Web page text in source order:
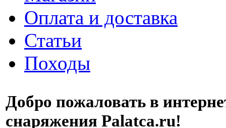
Оплата и доставка
Статьи
Походы
Добро пожаловать в
снаряжения Palatca.ru!